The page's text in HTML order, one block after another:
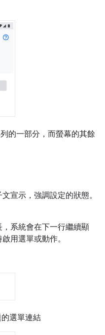
的一部分，而螢幕的其餘
宣示，強調設定的狀態。
系統會在下一行繼續顯
用選單或動作。
選單連結